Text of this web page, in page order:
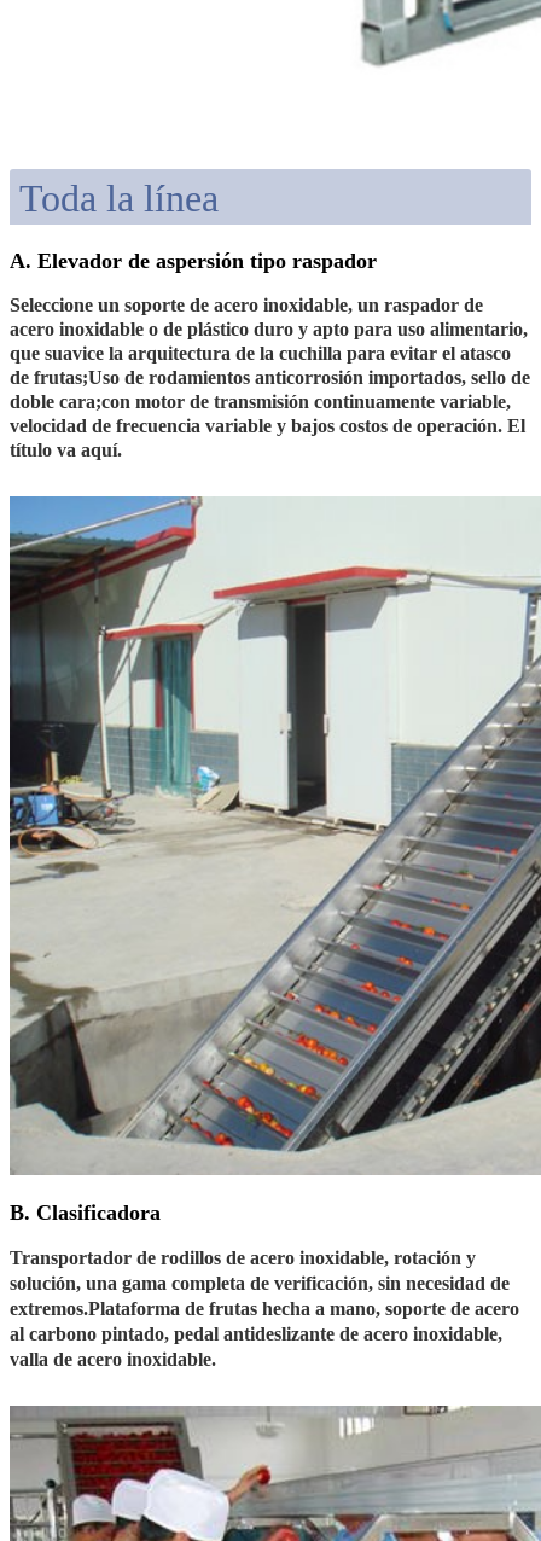
Toda la línea
A. Elevador de aspersión tipo raspador
Seleccione un soporte de acero inoxidable, un raspador de
acero inoxidable o de plástico duro y apto para uso alimentario,
que suavice la arquitectura de la cuchilla para evitar el atasco
de frutas;Uso de rodamientos anticorrosión importados, sello de
doble cara;con motor de transmisión continuamente variable,
velocidad de frecuencia variable y bajos costos de operación. El
título va aquí.
B. Clasificadora
Transportador de rodillos de acero inoxidable, rotación y
solución, una gama completa de verificación, sin necesidad de
extremos.Plataforma de frutas hecha a mano, soporte de acero
al carbono pintado, pedal antideslizante de acero inoxidable,
valla de acero inoxidable.